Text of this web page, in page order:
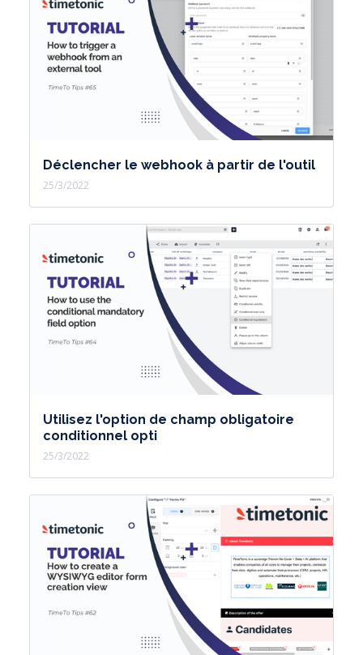
Déclencher le webhook à partir de l'outil
25/3/2022
Utilisez l'option de champ obligatoire
conditionnel opti
25/3/2022